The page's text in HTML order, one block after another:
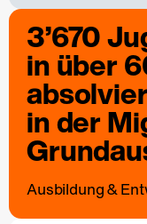
3’670
in über
in der
Ausbildung &